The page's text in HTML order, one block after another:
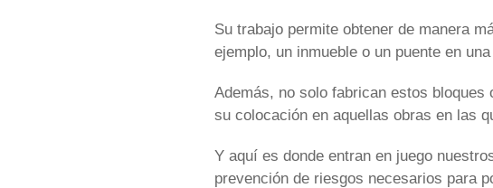
Su trabajo permite obtener de manera
ejemplo, un inmueble o un puente en
Además, no solo fabrican estos
su colocación en aquellas obras en las
Y aquí es donde entran en juego
prevención de riesgos necesarios para